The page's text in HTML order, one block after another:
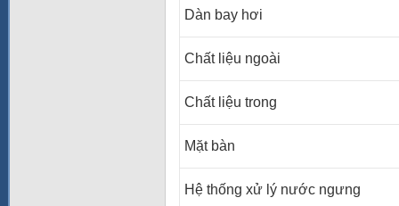
Dàn bay hơi
Chất liệu ngoài
Chất liệu trong
Mặt bàn
Hệ thống xử lý nước ngưng